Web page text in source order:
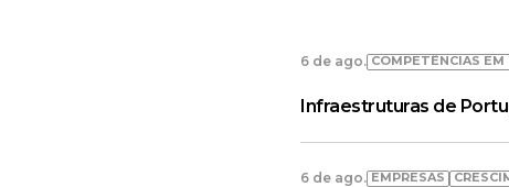
6 de ago. COMPETÊNCIAS EM
Infraestruturas de
6 de ago. EMPRESAS